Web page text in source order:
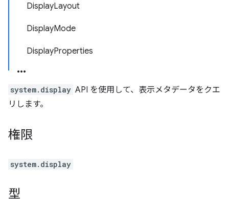
DisplayLayout
DisplayMode
DisplayProperties
system.display API を使用して、表示メタデータをクエ
リします。
権限
system.display
型